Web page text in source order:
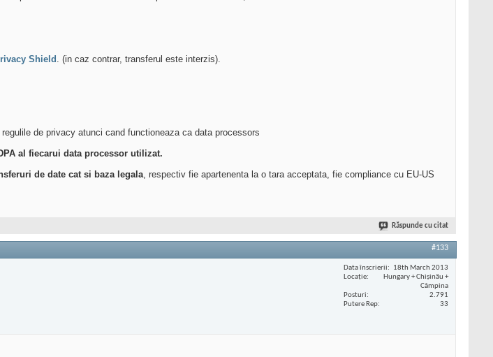
Shield . (in caz contrar, transferul este interzis).
de privacy atunci cand functioneaza ca data processors
al fiecarui data processor utilizat.
de date cat si baza legala, respectiv fie apartenenta la o tara acceptata, fie compliance cu EU-US
Răspunde cu citat
#133
Data înscrierii
18th March 2013
Locaţie
Hungary + Chișinău +
Câmpina
Posturi
2.791
Putere Rep
33